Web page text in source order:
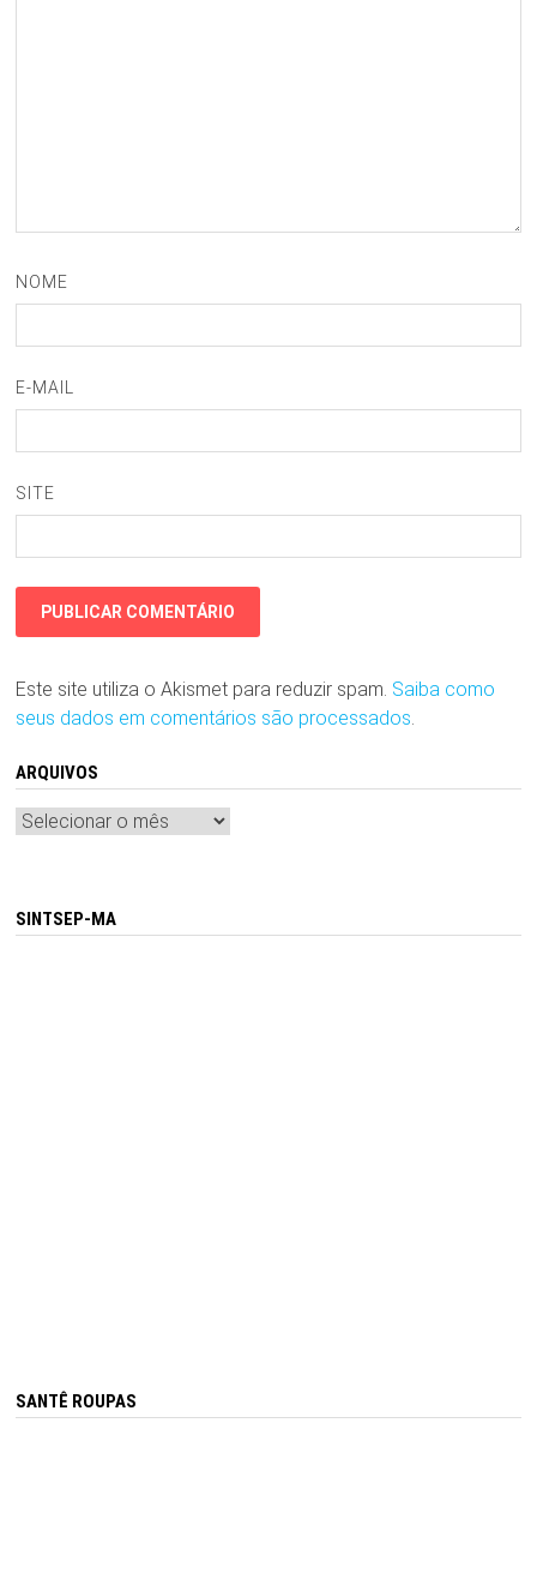
NOME
E-MAIL
SITE
Este site utiliza o Akismet para reduzir spam. Saiba como
seus dados em comentários são processados.
ARQUIVOS
Arquivos
SINTSEP-MA
SANTÊ ROUPAS